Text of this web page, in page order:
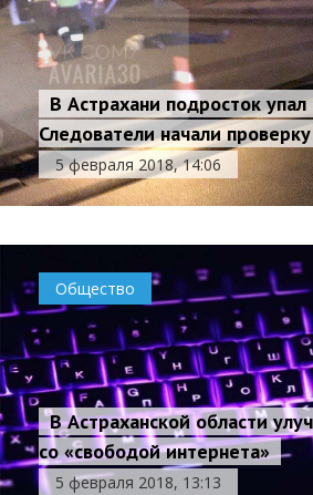
В Астрахани подросток упал
Следователи начали проверку
5 февраля 2018, 14:06
Общество
В Астраханской области
со «свободой интернета»
5 февраля 2018, 13:13